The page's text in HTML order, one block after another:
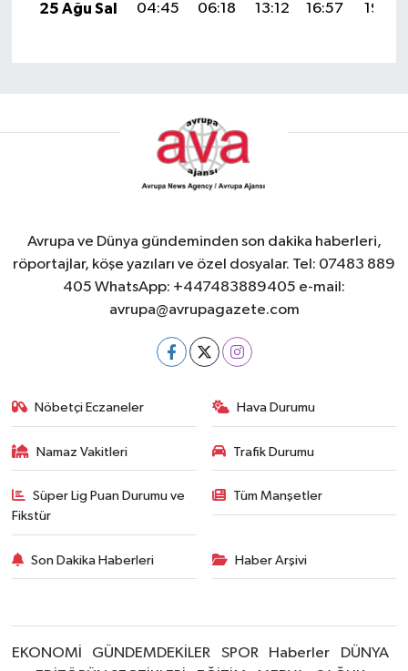
25 Ağu Sal
04:45 06:18 13:12 16:57 19:57
Avrupa ve Dünya gündeminden son dakika haberleri,
röportajlar, köşe yazıları ve özel dosyalar. Tel: 07483 889
405 WhatsApp: +447483889405 e-mail:
avrupa@avrupagazete.com
Nöbetçi Eczaneler Hava Durumu
Namaz Vakitleri Trafik Durumu
Süper Lig Puan Durumu ve
Fikstür
Tüm Manşetler
Son Dakika Haberleri Haber Arşivi
EKONOMİ GÜNDEMDEKİLER SPOR Haberler
DÜNYA